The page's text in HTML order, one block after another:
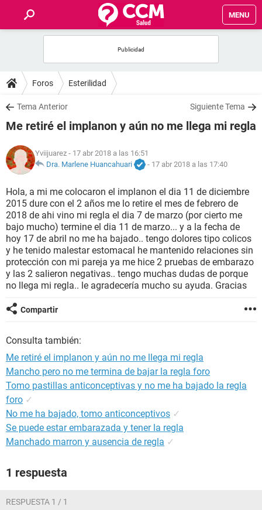
MENU
FOROS
SALUD
NUTRICIÓN
BIENESTAR
SEXUALIDAD
GLOSARIO
Foros Esterilidad
Tema Anterior Siguiente Tema
Me retiré el implanon y aún no me llega mi regla
Yviijuarez - 17 abr 2018 a las 16:51
Dra. Marlene Huancahuari
- 17 abr 2018 a las 17:40
Hola, a mi me colocaron el implanon el dia 11 de diciembre
2015 dure con el 2 años me lo retire el mes de febrero de
2018 de ahi vino mi regla el dia 7 de marzo (por cierto me
bajo mucho) termine el dia 11 de marzo... y a la fecha de
hoy 17 de abril no me ha bajado.. tengo dolores tipo colicos
y he tenido malestar estomacal he mantenido relaciones sin
protección con mi pareja ya me hice 2 pruebas de embarazo
y las 2 salieron negativas.. tengo muchas dudas de porque
no llega mi regla.. le agradecería mucho su ayuda. Gracias
Compartir
Consulta también:
Me retiré el implanon y aún no me llega mi regla
Mancho pero no me termina de bajar la regla foro
Tomo pastillas anticonceptivas y no me ha bajado la regla
foro ✓
No me ha bajado, tomo anticonceptivos ✓
Se puede estar embarazada y tener la regla
Manchado marron y ausencia de regla ✓
1 respuesta
RESPUESTA 1 / 1